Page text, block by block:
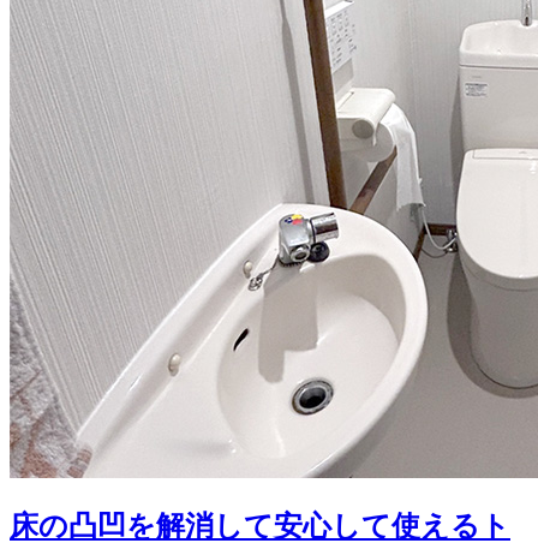
床の凸凹を解消して安心して使えるト